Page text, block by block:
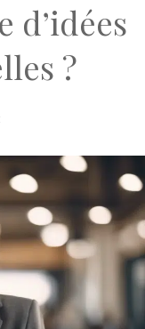
d’idées
?